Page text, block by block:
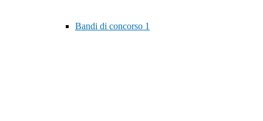
Bandi di concorso 1